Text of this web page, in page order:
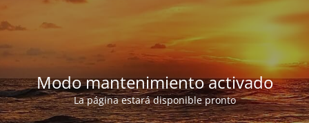
Modo mantenimiento activado
La página estará disponible pronto